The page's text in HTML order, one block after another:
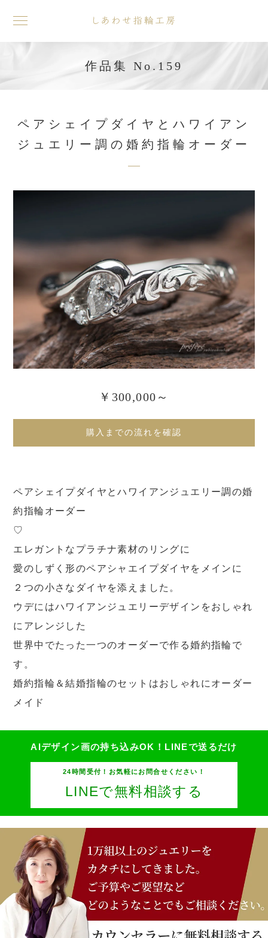
toggle
navigation
作品集 No.159
ペアシェイプダイヤとハワイアン
ジュエリー調の婚約指輪オーダー
￥300,000～
購入までの流れを確認
ペアシェイプダイヤとハワイアンジュエリー調の婚
約指輪オーダー
♡
エレガントなプラチナ素材のリングに
愛のしずく形のペアシャエイプダイヤをメインに
２つの小さなダイヤを添えました。
ウデにはハワイアンジュエリーデザインをおしゃれ
にアレンジした
世界中でたった一つのオーダーで作る婚約指輪で
す。
婚約指輪＆結婚指輪のセットはおしゃれにオーダー
メイド
AIデザイン画の持ち込みOK！ LINEで送るだけ
24時間受付！お気軽にお問合せください！
LINEで無料相談する